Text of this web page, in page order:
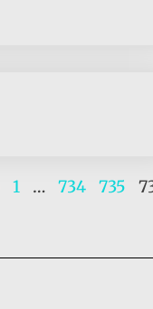
1 … 734 735